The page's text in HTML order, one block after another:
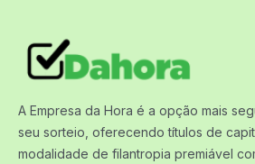
A Empresa da Hora é a opção mais
seu sorteio, oferecendo títulos de
modalidade de filantropia premiável